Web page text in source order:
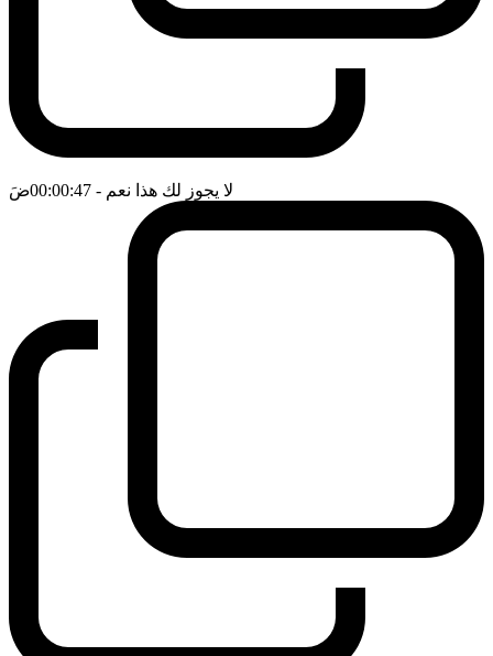
لا يجوز لك هذا نعم - 00:00:47 ضَ